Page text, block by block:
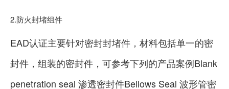
2.防火封堵组件
EAD认证主要针对密封封堵件，材料包括单一的密
封件，组装的密封件，可参考下列的产品案例Blank
penetration seal 渗透密封件Bellows Seal 波形管密